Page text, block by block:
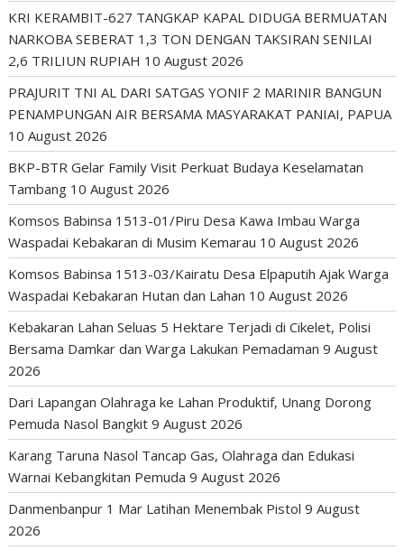
KRI KERAMBIT-627 TANGKAP KAPAL DIDUGA BERMUATAN
NARKOBA SEBERAT 1,3 TON DENGAN TAKSIRAN SENILAI
2,6 TRILIUN RUPIAH 10 August 2026
PRAJURIT TNI AL DARI SATGAS YONIF 2 MARINIR BANGUN
PENAMPUNGAN AIR BERSAMA MASYARAKAT PANIAI, PAPUA
10 August 2026
BKP-BTR Gelar Family Visit Perkuat Budaya Keselamatan
Tambang 10 August 2026
Komsos Babinsa 1513-01/Piru Desa Kawa Imbau Warga
Waspadai Kebakaran di Musim Kemarau 10 August 2026
Komsos Babinsa 1513-03/Kairatu Desa Elpaputih Ajak Warga
Waspadai Kebakaran Hutan dan Lahan 10 August 2026
Kebakaran Lahan Seluas 5 Hektare Terjadi di Cikelet, Polisi
Bersama Damkar dan Warga Lakukan Pemadaman 9 August
2026
Dari Lapangan Olahraga ke Lahan Produktif, Unang Dorong
Pemuda Nasol Bangkit 9 August 2026
Karang Taruna Nasol Tancap Gas, Olahraga dan Edukasi
Warnai Kebangkitan Pemuda 9 August 2026
Danmenbanpur 1 Mar Latihan Menembak Pistol 9 August
2026